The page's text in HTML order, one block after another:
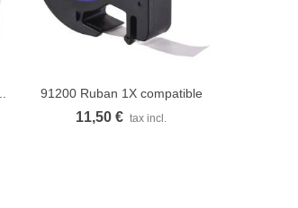
Vue rapide
91200 Ruban 1X compatible
pour...
11,50 € tax incl.